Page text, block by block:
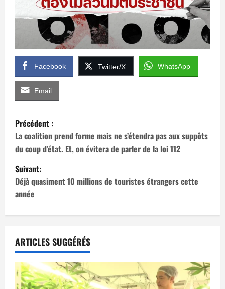
Facebook Twitter/X WhatsApp
Email
N
a
v
i
g
t
i
Précédent :
La coalition prend forme mais ne s’étendra pas aux suppôts
du coup d’état. Et, on évitera de parler de la loi 112
Suivant:
Déjà quasiment 10 millions de touristes étrangers cette
année
ARTICLES SUGGÉRÉS